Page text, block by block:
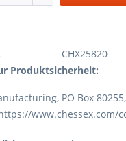
CHX25820
Produktsicherheit:
PO Box
www.chessex.com/